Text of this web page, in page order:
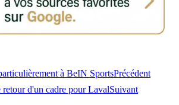
à BeIN SportsPrécédent
d'un cadre pour LavalSuivant